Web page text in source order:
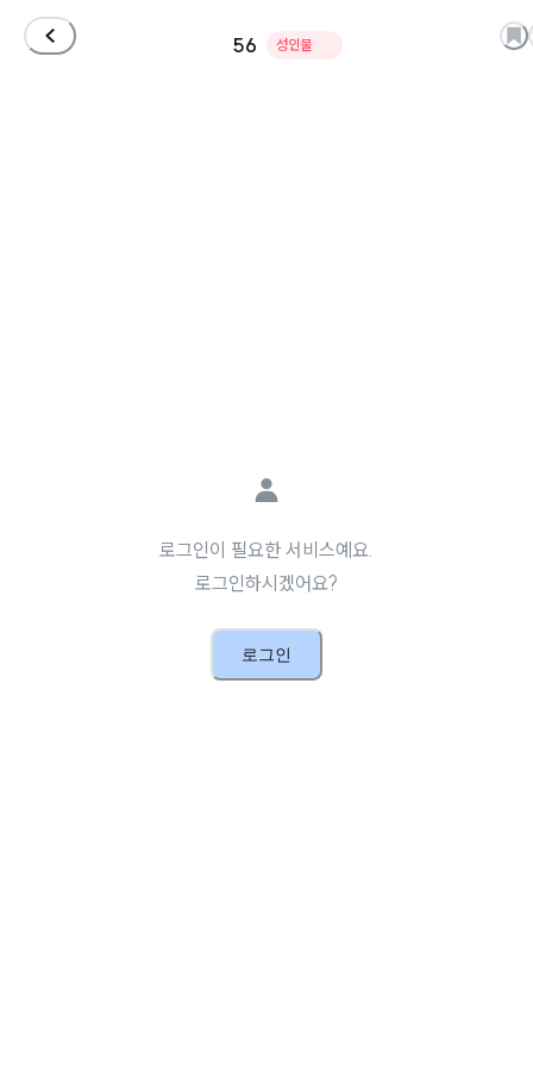
56 성인물
로그인이 필요한 서비스예요.
로그인하시겠어요?
로그인